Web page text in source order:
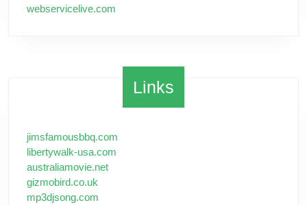
webservicelive.com
Links
jimsfamousbbq.com
libertywalk-usa.com
australiamovie.net
gizmobird.co.uk
mp3djsong.com